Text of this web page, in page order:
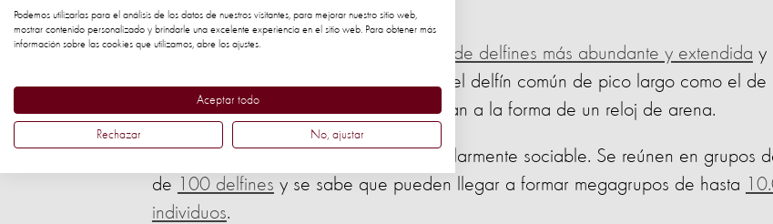
El delfín común es una de las especies de delfines más abundante y extendida y
en aguas tropicales y templadas. Tanto el delfín común de pico largo como el de
tienen marcas distintivas que se asemejan a la forma de un reloj de arena.
El delfín común de pico corto es particularmente sociable. Se reúnen en grupos
de
100 delfines y se sabe que pueden llegar a formar megagrupos de hasta
individuos.
Podemos utilizarlas para el análisis de los datos de nuestros visitantes, para mejorar nuestro sitio web,
mostrar contenido personalizado y brindarle una excelente experiencia en el sitio web. Para obtener más
información sobre las cookies que utilizamos, abre los ajustes.
Aceptar todo
Rechazar No, ajustar